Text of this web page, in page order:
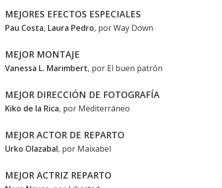
MEJORES EFECTOS ESPECIALES
Pau Costa, Laura Pedro, porWay Down
MEJOR MONTAJE
Vanessa L. Marimbert, por El buen patrón
MEJOR DIRECCIÓN DE FOTOGRAFÍA
Kiko de la Rica, por Mediterráneo
MEJOR ACTOR DE REPARTO
Urko Olazabal, por Maixabel
MEJOR ACTRIZ REPARTO